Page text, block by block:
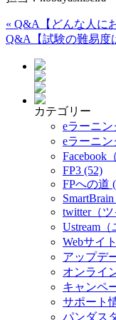
« Q&A【どんな人に
Q&A【試験の難易度
カテゴリー
eラーニン
eラーニ
Facebook
FP3 (52)
FPへの道
twitter（
Ustream
Webサイ
アップデ
オンライ
キャンペ
サポート
パンダス